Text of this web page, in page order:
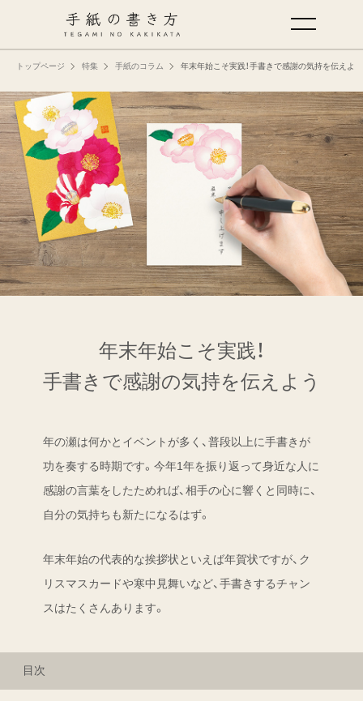
トップページ 特集 手紙のコラム 年末年始こそ実践！手書きで感謝の気持を伝えよう
年末年始こそ実践！
手書きで感謝の気持を伝えよう
年の瀬は何かとイベントが多く、普段以上に手書きが
功を奏する時期です。今年1年を振り返って身近な人に
感謝の言葉をしたためれば、相手の心に響くと同時に、
自分の気持ちも新たになるはず。
年末年始の代表的な挨拶状といえば年賀状ですが、ク
リスマスカードや寒中見舞いなど、手書きするチャン
スはたくさんあります。
目次
手紙の基本
仕事の手紙の書き方
くらしの文例
仕事の文例
特集